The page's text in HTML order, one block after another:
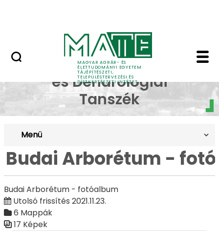
MAGYAR AGRÁR- ÉS
ÉLETTUDOMÁNYI EGYETEM
TÁJÉPÍTÉSZETI,
TELEPÜLÉSTERVEZÉSI ÉS
DÍSZKERTÉSZETI INTÉZET
Budai Arborétum -
Dísznövénytermesztési
és Dendrológiai
Tanszék
Menü
Budai Arborétum -
Budai Arborétum - fotóalbum
Utolsó frissítés 2021.11.23.
6 Mappák
17 Képek